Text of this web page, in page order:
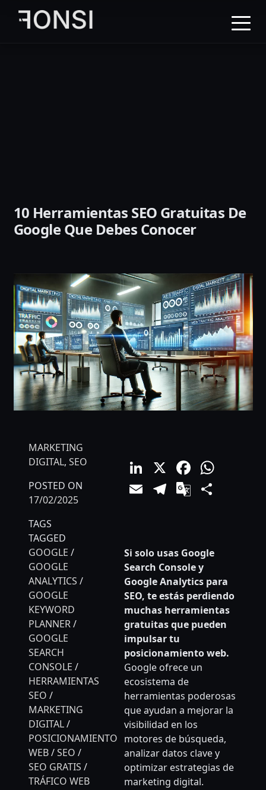
contenido
10 Herramientas SEO Gratuitas De
Google Que Debes Conocer
MARKETING
DIGITAL, SEO
POSTED ON
17/02/2025
TAGS
TAGGED
GOOGLE /
GOOGLE
ANALYTICS /
GOOGLE
KEYWORD
PLANNER/
GOOGLE
SEARCH
CONSOLE /
HERRAMIENTAS
SEO /
MARKETING
DIGITAL/
POSICIONAMIENTO
WEB/SEO /
SEO GRATIS /
TRÁFICO WEB
LinkedIn
X
EmailTelegram
Google
Si solo usas Google
Search Console y
Google Analytics para
SEO, te estás perdiendo
muchas herramientas
gratuitas que pueden
impulsar tu
posicionamiento web.
Google ofrece un
ecosistema de
herramientas poderosas
que ayudan a mejorar la
visibilidad en los
motores de búsqueda,
analizar datos clave y
optimizar estrategias de
marketing digital.